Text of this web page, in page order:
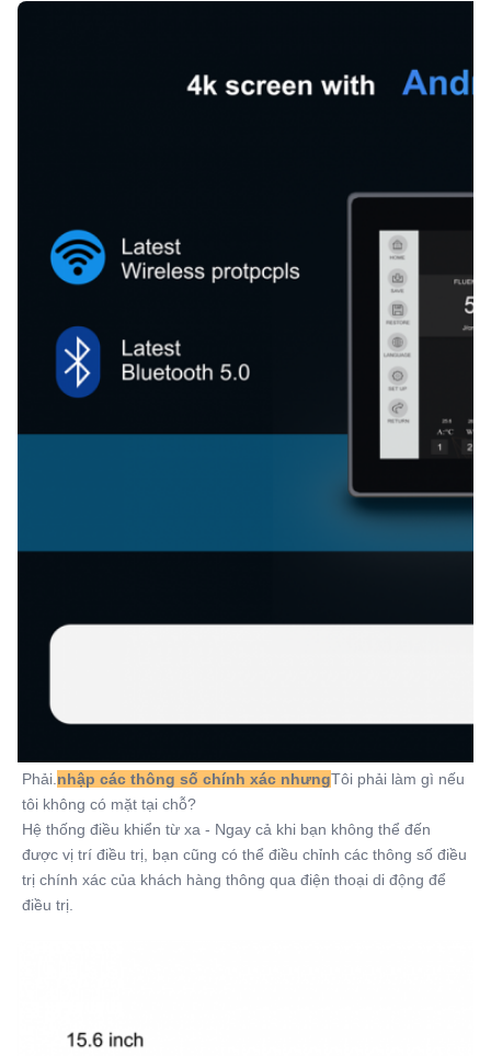
Phải.nhập các thông số chính xác nhưngTôi phải làm gì nếu
tôi không có mặt tại chỗ?
Hệ thống điều khiển từ xa - Ngay cả khi bạn không thể đến
được vị trí điều trị, bạn cũng có thể điều chỉnh các thông số điều
trị chính xác của khách hàng thông qua điện thoại di động để
điều trị.